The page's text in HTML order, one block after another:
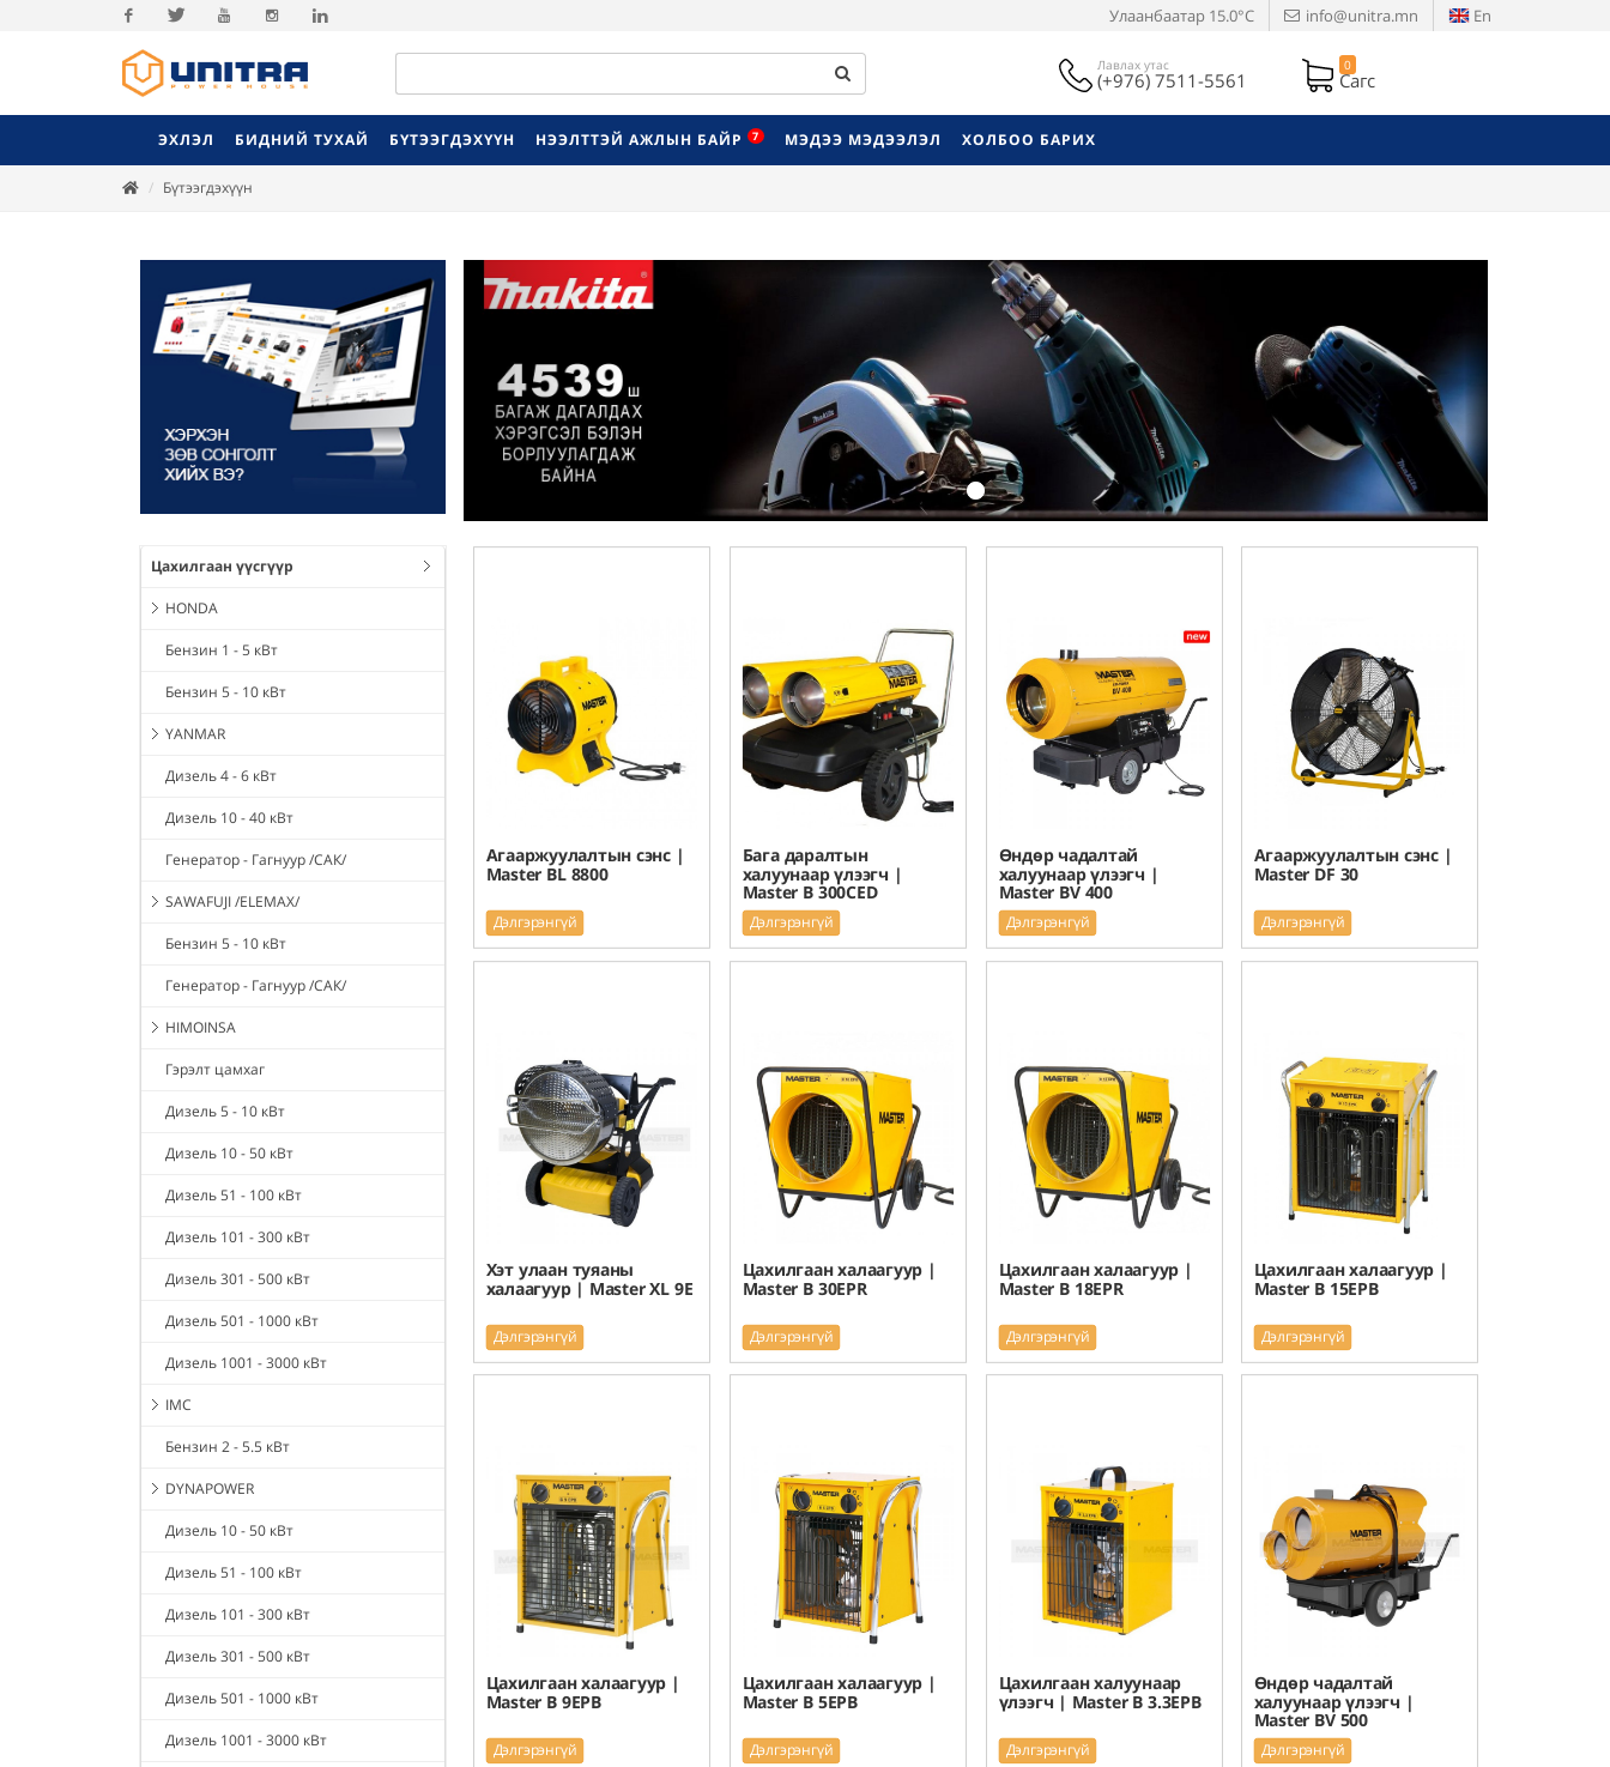
Facebook
Улаанбаатар 15.0°C info@unitra.mn En
Лавлах утас
(+976) 7511-5561
0
Сагс
ЭХЛЭЛ БИДНИЙ ТУХАЙ БҮТЭЭГДЭХҮҮН НЭЭЛТТЭЙ АЖЛЫН БАЙР 7 МЭДЭЭ МЭДЭЭЛЭЛ ХОЛБОО БАРИХ
Бүтээгдэхүүн
Цахилгаан үүсгүүр
HONDA
Бензин 1 - 5 кВт
Бензин 5 - 10 кВт
YANMAR
Дизель 4 - 6 кВт
Дизель 10 - 40 кВт
Генератор - Гагнуур /САК/
SAWAFUJI /ELEMAX/
Бензин 5 - 10 кВт
Генератор - Гагнуур /САК/
HIMOINSA
Гэрэлт цамхаг
Дизель 5 - 10 кВт
Дизель 10 - 50 кВт
Дизель 51 - 100 кВт
Дизель 101 - 300 кВт
Дизель 301 - 500 кВт
Дизель 501 - 1000 кВт
Дизель 1001 - 3000 кВт
IMC
Бензин 2 - 5.5 кВт
DYNAPOWER
Дизель 10 - 50 кВт
Дизель 51 - 100 кВт
Дизель 101 - 300 кВт
Дизель 301 - 500 кВт
Дизель 501 - 1000 кВт
Дизель 1001 - 3000 кВт
Previous
Агааржуулалтын сэнс |
Master BL 8800
Дэлгэрэнгүй
Бага даралтын
халуунаар үлээгч |
Master B 300CED
Дэлгэрэнгүй
Өндөр чадалтай
халуунаар үлээгч |
Master BV 400
Дэлгэрэнгүй
Агааржуулалтын сэнс |
Master DF 30
Дэлгэрэнгүй
Хэт улаан туяаны
халаагуур | Master XL 9E
Дэлгэрэнгүй
Цахилгаан халаагуур |
Master B 30EPR
Дэлгэрэнгүй
Цахилгаан халаагуур |
Master B 18EPR
Дэлгэрэнгүй
Цахилгаан халаагуур |
Master B 15EPB
Дэлгэрэнгүй
Цахилгаан халаагуур |
Master B 9EPB
Дэлгэрэнгүй
Цахилгаан халаагуур |
Master B 5EPB
Дэлгэрэнгүй
Цахилгаан халуунаар
үлээгч | Master B 3.3EPB
Дэлгэрэнгүй
Өндөр чадалтай
халуунаар үлээгч |
Master BV 500
Дэлгэрэнгүй